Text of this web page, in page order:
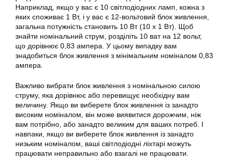
Наприклад, якщо у вас є 10 світлодіодних ламп, кожна з
яких споживає 1 Вт, і у вас є 12-вольтовий блок живлення,
загальна потужність становить 10 Вт (10 х 1 Вт). Щоб
знайти номінальний струм, розділіть 10 ват на 12 вольт,
що дорівнює 0,83 ампера. У цьому випадку вам
знадобиться блок живлення з мінімальним номіналом 0,83
ампера.
Важливо вибрати блок живлення з номінальною силою
струму, яка дорівнює або перевищує необхідну вам
величину. Якщо ви виберете блок живлення із занадто
високим номіналом, він може виявитися дорожчим, ніж
вам потрібно, або занадто великим для ваших потреб. І
навпаки, якщо ви виберете блок живлення із занадто
низьким номіналом, ваші світлодіодні ліхтарі можуть
працювати неправильно або взагалі не працювати.